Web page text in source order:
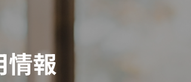
情報